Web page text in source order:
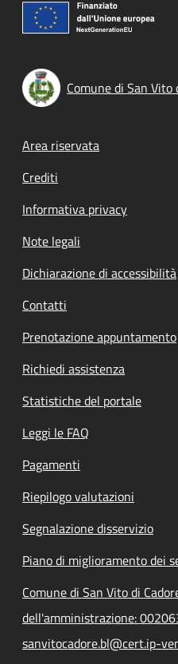
Comune di San Vito
Footer menu
Area riservata
Crediti
Informativa privacy
Note legali
Dichiarazione di accessibilità
Contatti
Prenotazione appuntamento
Richiedi assistenza
Statistiche del portale
Leggi le FAQ
Pagamenti
Riepilogo valutazioni
Segnalazione disservizio
Piano di miglioramento dei
Comune di San Vito di
dell'amministrazione:
sanvitocadore.bl@cert.ip-